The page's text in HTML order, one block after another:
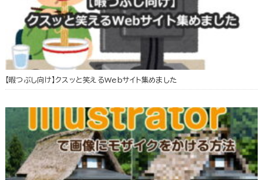
【暇つぶし向け】クスッと笑えるWebサイト集めました